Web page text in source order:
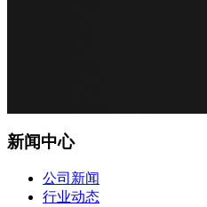
新闻中心
公司新闻
行业动态